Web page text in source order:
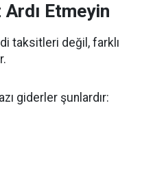
Etmeyin
taksitleri değil, farklı
giderler şunlardır: